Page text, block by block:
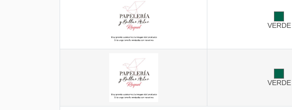
VERDE
VERDE